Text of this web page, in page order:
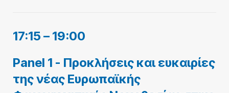
17:15 – 19:00
Panel 1 - Προκλήσεις και ευκαιρίες
της νέας Ευρωπαϊκής